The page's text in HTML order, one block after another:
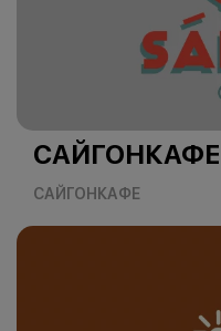
САЙГОНКАФЕ
САЙГОНКАФЕ